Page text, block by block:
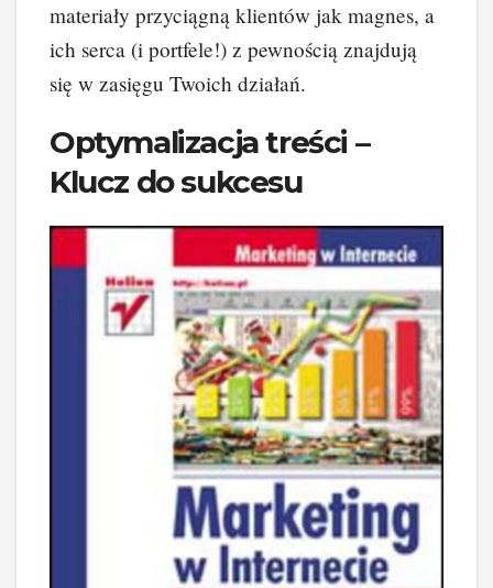
materiały przyciągną klientów jak magnes, a
ich serca (i portfele!) z pewnością znajdują
się w zasięgu Twoich działań.
Optymalizacja treści –
Klucz do sukcesu